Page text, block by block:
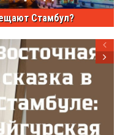
Стамбул?